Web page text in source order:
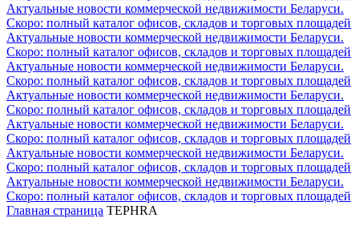
Актуальные новости коммерческой недвижимости Беларуси.
Скоро: полный каталог офисов, складов и торговых площадей
Актуальные новости коммерческой недвижимости Беларуси.
Скоро: полный каталог офисов, складов и торговых площадей
Актуальные новости коммерческой недвижимости Беларуси.
Скоро: полный каталог офисов, складов и торговых площадей
Актуальные новости коммерческой недвижимости Беларуси.
Скоро: полный каталог офисов, складов и торговых площадей
Актуальные новости коммерческой недвижимости Беларуси.
Скоро: полный каталог офисов, складов и торговых площадей
Актуальные новости коммерческой недвижимости Беларуси.
Скоро: полный каталог офисов, складов и торговых площадей
Актуальные новости коммерческой недвижимости Беларуси.
Скоро: полный каталог офисов, складов и торговых площадей
Главная страница TEPHRA